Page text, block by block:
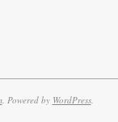
. Powered by WordPress.